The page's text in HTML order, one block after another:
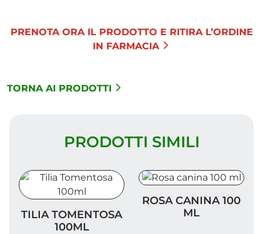
PRENOTA ORA IL PRODOTTO E RITIRA L’ORDINE
IN FARMACIA
TORNA AI PRODOTTI
PRODOTTI SIMILI
TILIA TOMENTOSA
100ML
ROSA CANINA 100
ML